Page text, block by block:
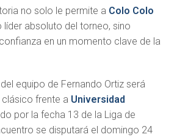
no solo le permite a Colo Colo
absoluto del torneo, sino
en un momento clave de la
equipo de Fernando Ortiz será
frente a Universidad
por la fecha 13 de la Liga de
se disputará el domingo 24